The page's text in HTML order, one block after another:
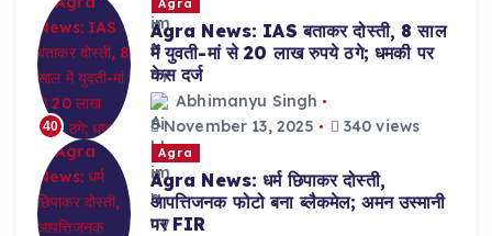
40
Agra
Agra News: IAS बताकर दोस्ती, 8 साल
में युवती-मां से 20 लाख रुपये ठगे; धमकी पर
केस दर्ज
Abhimanyu Singh
November 13, 2025
340 views
Agra
Agra News: धर्म छिपाकर दोस्ती,
आपत्तिजनक फोटो बना ब्लैकमेल; अमन उस्मानी
पर FIR